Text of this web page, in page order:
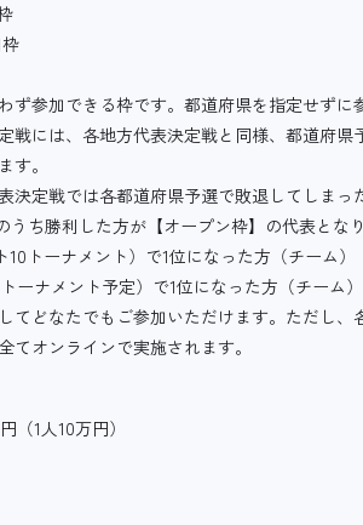
参加できる枠です。都道府県を指定せずに
戦には、各地方代表決定戦と同様、都道府県
す。
決定戦では各都道府県予選で敗退してしまっ
うち勝利した方が【オープン枠】の代表となり
10トーナメント）で1位になった方（チーム）
ーナメント予定）で1位になった方（チーム）
どなたでもご参加いただけます。ただし、
オンラインで実施されます。
（1人10万円）